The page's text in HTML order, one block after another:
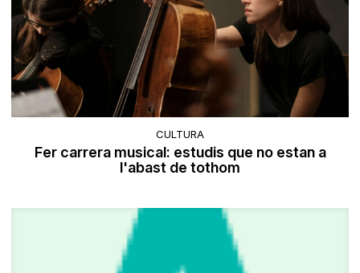
CULTURA
Fer carrera musical: estudis que no estan a
l'abast de tothom